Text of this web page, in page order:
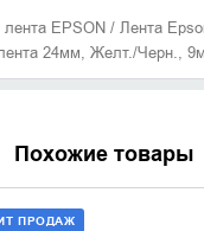
EPSON / Лента
24мм, Желт./Черн., 9м
Похожие товары
ПРОДАЖ